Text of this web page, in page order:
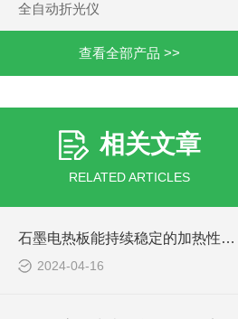
全自动折光仪
查看全部产品 >>
相关文章
RELATED ARTICLES
石墨电热板能持续稳定的加热性能保障
2024-04-16